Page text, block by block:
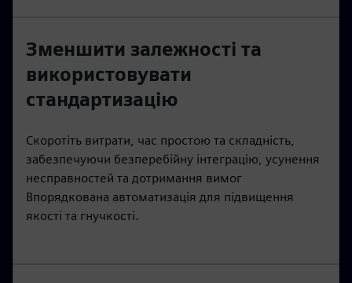
Зменшити залежності та
використовувати
стандартизацію
Скоротіть витрати, час простою та складність,
забезпечуючи безперебійну інтеграцію, усунення
несправностей та дотримання вимог
Впорядкована автоматизація для підвищення
якості та гнучкості.